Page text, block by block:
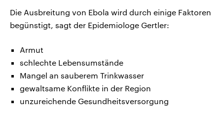
Die Ausbreitung von Ebola wird durch einige Faktoren
begünstigt, sagt der Epidemiologe Gertler:
Armut
schlechte Lebensumstände
Mangel an sauberem Trinkwasser
gewaltsame Konflikte in der Region
unzureichende Gesundheitsversorgung